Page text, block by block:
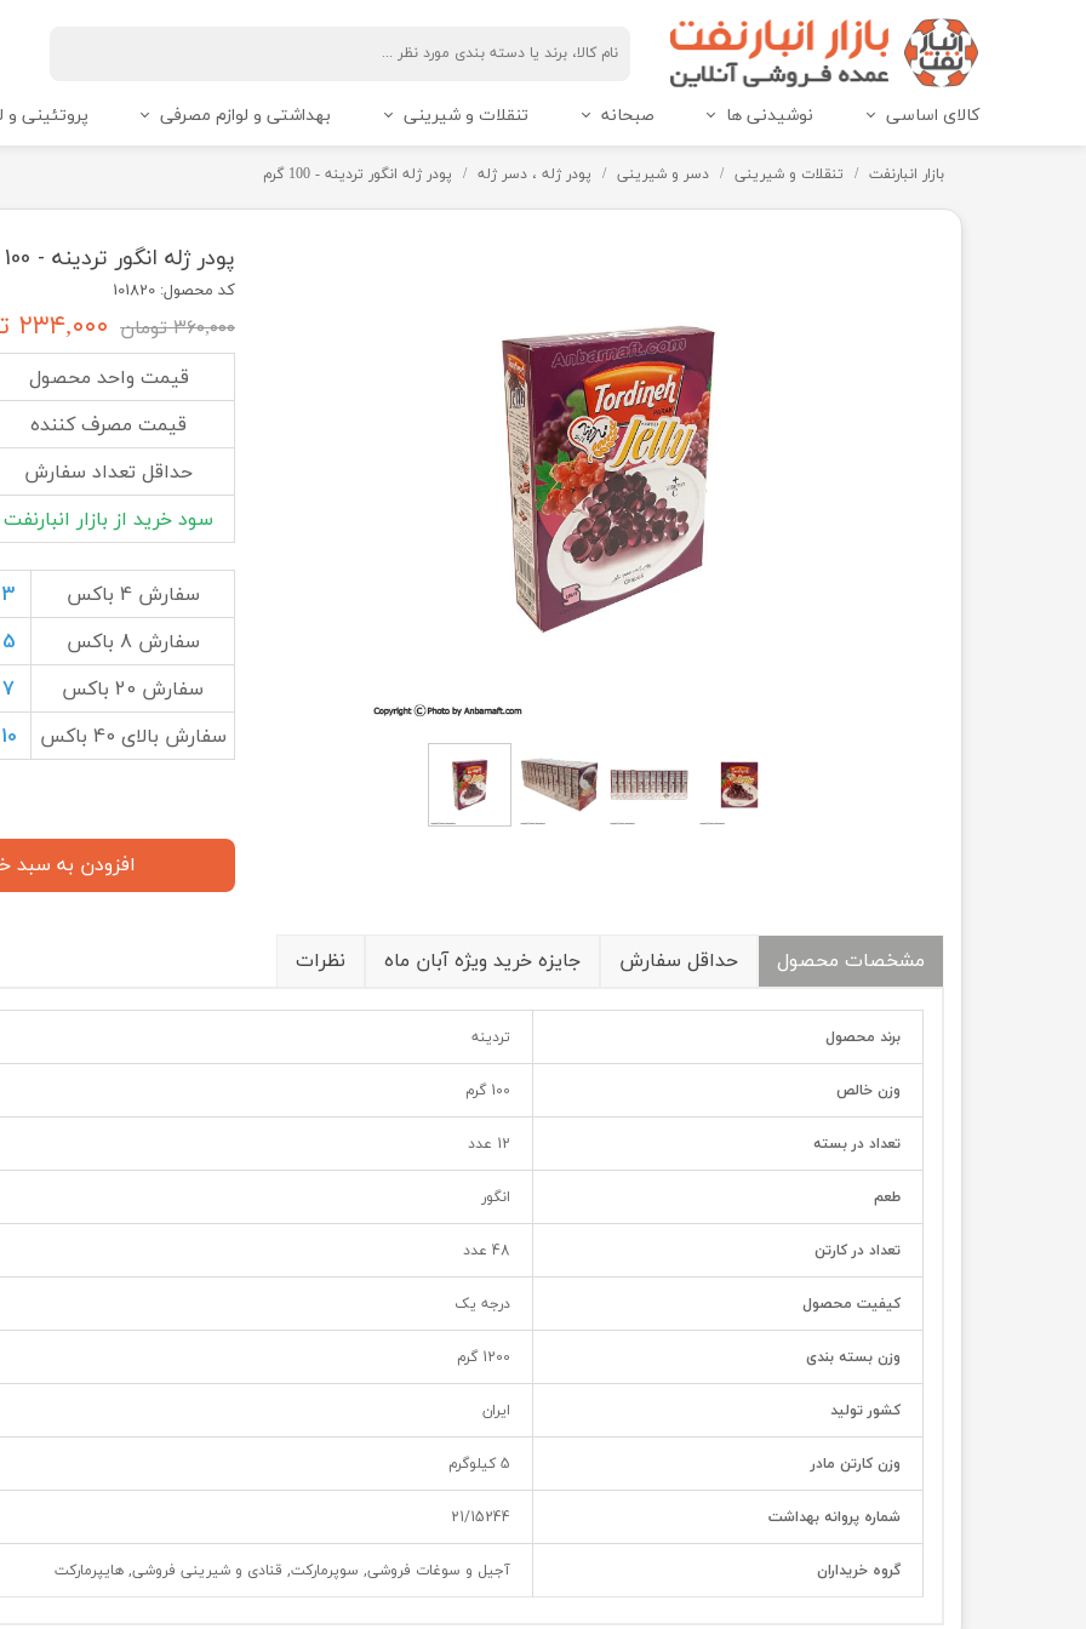
کالای اساسی نوشیدنی ها صبحانه تنقلات و شیرینی بهداشتی و لوازم مصرفی پروتئینی و
بازار انبارنفت تنقلات و شیرینی دسر و شیرینی پودر ژله ، دسر ژله پودر ژله انگور تردینه - 100 گرم
پودر ژله انگور تردینه - 100 گرم
کد محصول: 101820
۳۶۰,۰۰۰ تومان
۲۳۴,۰۰۰ تومان
قیمت واحد محصول
قیمت مصرف کننده
حداقل تعداد سفارش
سود خرید از بازار انبارنفت
سفارش 4 باکس
3 درصد تخفیف مازاد
سفارش 8 باکس
سفارش 20 باکس
سفارش بالای 40 باکس
افزودن به سبد
مشخصات محصول حداقل سفارش جایزه خرید ویژه آبان ماه نظرات
برند محصول تردینه
وزن خالص 100 گرم
تعداد در بسته 12 عدد
طعم انگور
تعداد در کارتن 48 عدد
کیفیت محصول درجه یک
وزن بسته بندی 1200 گرم
کشور تولید ایران
وزن کارتن مادر 5 کیلوگرم
شماره پروانه بهداشت 21/15244
گروه خریداران آجیل و سوغات فروشی, سوپرمارکت, قنادی و شیرینی فروشی, هایپرمارکت